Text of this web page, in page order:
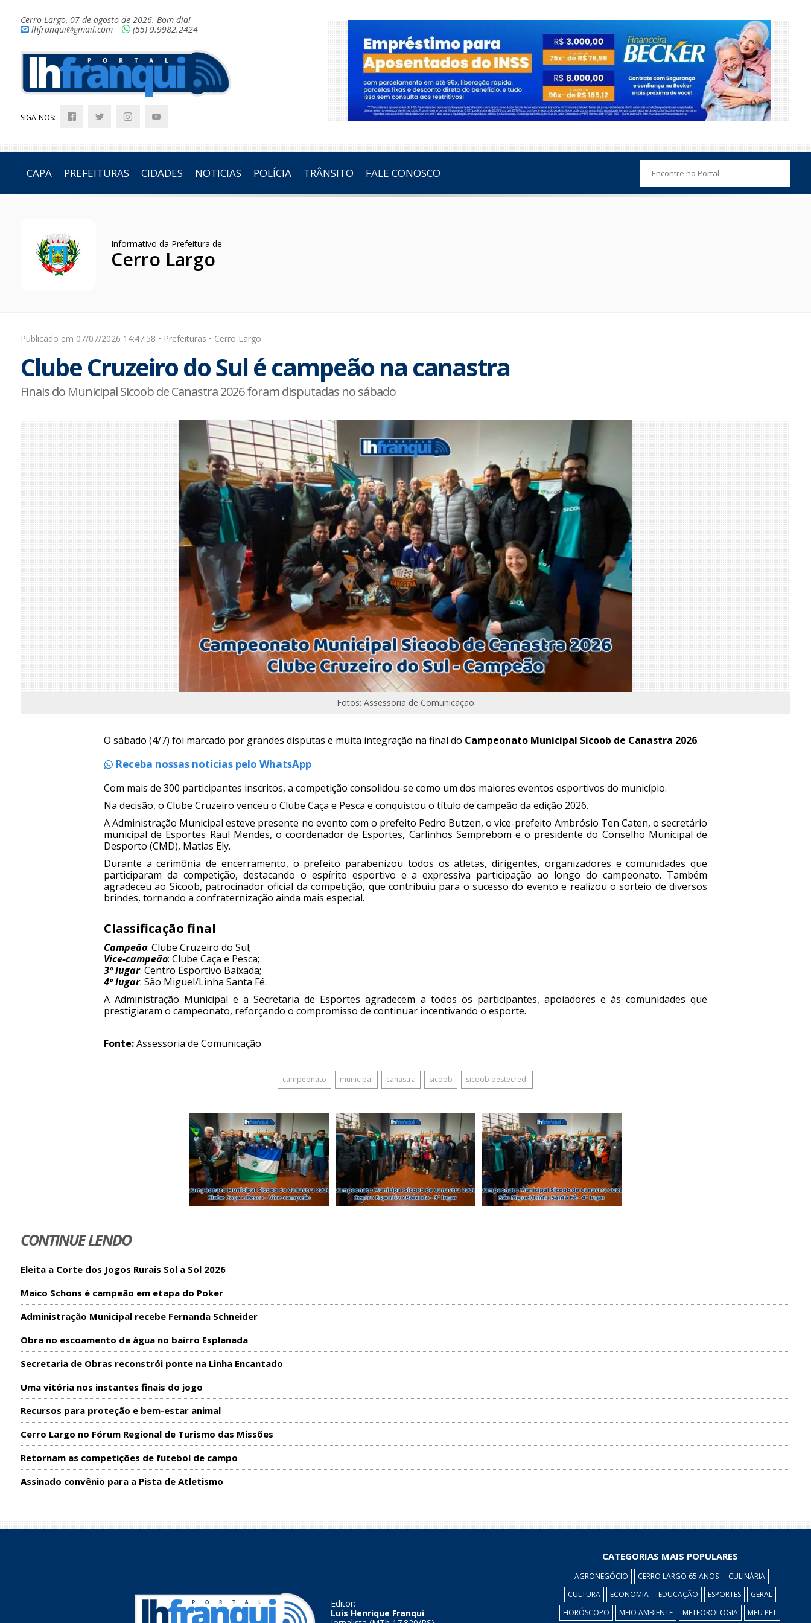
Cerro Largo, 07 de agosto de 2026. Bom dia!
lhfranqui@gmail.com
(55) 9.9982.2424
SIGA-NOS:
CAPA PREFEITURAS CIDADES NOTICIAS POLÍCIA TRÂNSITO FALE CONOSCO
Informativo da Prefeitura de
Cerro Largo
Publicado em 07/07/2026 14:47:58 • Prefeituras • Cerro Largo
Clube Cruzeiro do Sul é campeão na canastra
Finais do Municipal Sicoob de Canastra 2026 foram disputadas no sábado
Fotos: Assessoria de Comunicação
O sábado (4/7) foi marcado por grandes disputas e muita integração na final do Campeonato Municipal Sicoob de Canastra 2026.
Receba nossas notícias pelo WhatsApp
Com mais de 300 participantes inscritos, a competição consolidou-se como um dos maiores eventos esportivos do município.
Na decisão, o Clube Cruzeiro venceu o Clube Caça e Pesca e conquistou o título de campeão da edição 2026.
A Administração Municipal esteve presente no evento com o prefeito Pedro Butzen, o vice-prefeito Ambrósio Ten Caten, o secretário
municipal de Esportes Raul Mendes, o coordenador de Esportes, Carlinhos Semprebom e o presidente do Conselho Municipal de
Desporto (CMD), Matias Ely.
Durante a cerimônia de encerramento, o prefeito parabenizou todos os atletas, dirigentes, organizadores e comunidades que
participaram da competição, destacando o espírito esportivo e a expressiva participação ao longo do campeonato. Também
agradeceu ao Sicoob, patrocinador oficial da competição, que contribuiu para o sucesso do evento e realizou o sorteio de diversos
brindes, tornando a confraternização ainda mais especial.
Classificação final
Campeão: Clube Cruzeiro do Sul;
Vice-campeão: Clube Caça e Pesca;
3º lugar: Centro Esportivo Baixada;
4º lugar: São Miguel/Linha Santa Fé.
A Administração Municipal e a Secretaria de Esportes agradecem a todos os participantes, apoiadores e às comunidades que
prestigiaram o campeonato, reforçando o compromisso de continuar incentivando o esporte.
Fonte:Assessoria de Comunicação
campeonato municipal canastra sicoob sicoob oestecredi
CONTINUE LENDO
Eleita a Corte dos Jogos Rurais Sol a Sol 2026
Maico Schons é campeão em etapa do Poker
Administração Municipal recebe Fernanda Schneider
Obra no escoamento de água no bairro Esplanada
Secretaria de Obras reconstrói ponte na Linha Encantado
Uma vitória nos instantes finais do jogo
Recursos para proteção e bem-estar animal
Cerro Largo no Fórum Regional de Turismo das Missões
Retornam as competições de futebol de campo
Assinado convênio para a Pista de Atletismo
Editor:
Luis Henrique Franqui
CATEGORIAS MAIS POPULARES
AGRONEGÓCIO CERRO LARGO 65 ANOS
CULINÁRIA
CULTURA
ECONOMIA EDUCAÇÃO ESPORTES
GERAL
HORÓSCOPO
MEIO AMBIENTE METEOROLOGIA MEU PET